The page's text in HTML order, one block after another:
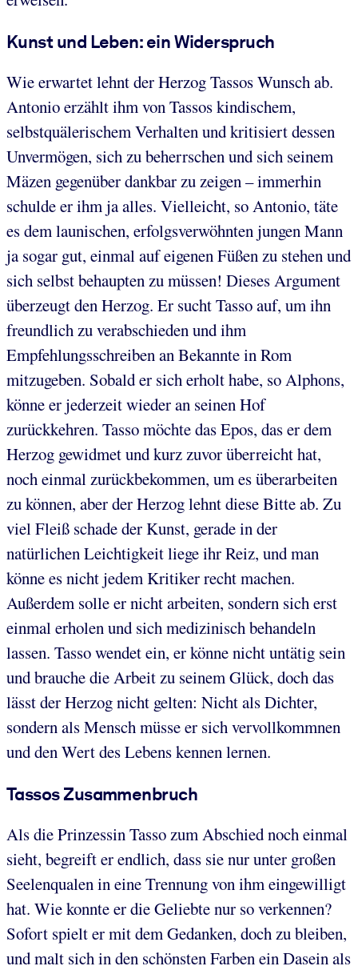
Kunst und Leben: ein Widerspruch
Wie erwartet lehnt der Herzog Tassos Wunsch ab.
Antonio erzählt ihm von Tassos kindischem,
selbstquälerischem Verhalten und kritisiert dessen
Unvermögen, sich zu beherrschen und sich seinem
Mäzen gegenüber dankbar zu zeigen – immerhin
schulde er ihm ja alles. Vielleicht, so Antonio, täte
es dem launischen, erfolgsverwöhnten jungen Mann
ja sogar gut, einmal auf eigenen Füßen zu stehen und
sich selbst behaupten zu müssen! Dieses Argument
überzeugt den Herzog. Er sucht Tasso auf, um ihn
freundlich zu verabschieden und ihm
Empfehlungsschreiben an Bekannte in Rom
mitzugeben. Sobald er sich erholt habe, so Alphons,
könne er jederzeit wieder an seinen Hof
zurückkehren. Tasso möchte das Epos, das er dem
Herzog gewidmet und kurz zuvor überreicht hat,
noch einmal zurückbekommen, um es überarbeiten
zu können, aber der Herzog lehnt diese Bitte ab. Zu
viel Fleiß schade der Kunst, gerade in der
natürlichen Leichtigkeit liege ihr Reiz, und man
könne es nicht jedem Kritiker recht machen.
Außerdem solle er nicht arbeiten, sondern sich erst
einmal erholen und sich medizinisch behandeln
lassen. Tasso wendet ein, er könne nicht untätig sein
und brauche die Arbeit zu seinem Glück, doch das
lässt der Herzog nicht gelten: Nicht als Dichter,
sondern als Mensch müsse er sich vervollkommnen
und den Wert des Lebens kennen lernen.
Tassos Zusammenbruch
Als die Prinzessin Tasso zum Abschied noch einmal
sieht, begreift er endlich, dass sie nur unter großen
Seelenqualen in eine Trennung von ihm eingewilligt
hat. Wie konnte er die Geliebte nur so verkennen?
Sofort spielt er mit dem Gedanken, doch zu bleiben,
und malt sich in den schönsten Farben ein Dasein als